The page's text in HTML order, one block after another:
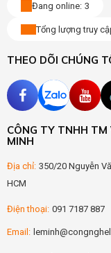
Đang online: 3
Tổng lượng truy
THEO DÕI CHÚNG
CÔNG TY TNHH TM
MINH
Địa chỉ: 350/20 Nguyễn
HCM
Điện thoại: 091 7187 887
Email: